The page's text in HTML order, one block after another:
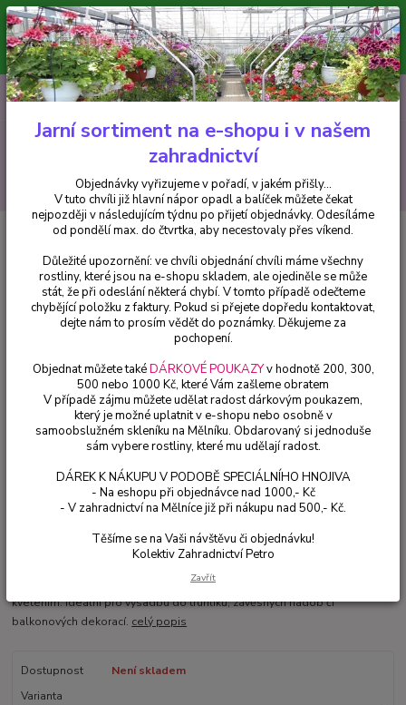
Minimální hodnota pro odeslání z e-shopu je 300 Kč.
V tuto chvíli již hlavní nápor objednávek opadl a balíček můžete čekat
nejpozději v následujícím týdnu po přijetí objednávky. Objednávky
vyřizujeme v pořadí, v jakém přišly...
Menu
CZK
+420 602 223 614 0ks
za0 Kč
Pelargonie
Pelargónie peltátum Decora Lila (muškát převislý
Pelargónie peltátum Decora Lila
(muškát převislý Decora Lila) -
Ohodnotit produkt
Atraktivní převislá pelargónie s jemnými květy v odstínu lila – světle
Decora, která vyniká hustým převislým růstem a dlouhodobým, bohatým
kvetením. Ideální pro výsadbu do truhlíků, závěsných nádob či
balkonových dekorací. celý popis
Dostupnost
Není skladem
Varianta
Jarní sortiment na e-shopu i v našem
zahradnictví
Objednávky vyřizujeme v pořadí, v jakém přišly...
V tuto chvíli již hlavní nápor opadl a balíček můžete čekat
nejpozději v následujícím týdnu po přijetí objednávky. Odesíláme
od pondělí max. do čtvrtka, aby necestovaly přes víkend.
Důležité upozornění: ve chvíli objednání chvíli máme všechny
rostliny, které jsou na e-shopu skladem, ale ojediněle se může
stát, že při odeslání některá chybí. V tomto případě odečteme
chybějící položku z faktury. Pokud si přejete dopředu kontaktovat,
dejte nám to prosím vědět do poznámky. Děkujeme za
pochopení.
Objednat můžete takéDÁRKOVÉ POUKAZYv hodnotě 200, 300,
500 nebo 1000 Kč, které Vám zašleme obratem
V případě zájmu můžete udělat radost dárkovým poukazem,
který je možné uplatnit v e-shopu nebo osobně v
samoobslužném skleníku na Mělníku. Obdarovaný si jednoduše
sám vybere rostliny, které mu udělají radost.
DÁREK K NÁKUPU V PODOBĚ SPECIÁLNÍHO HNOJIVA
- Na eshopu při objednávce nad 1000,- Kč
- V zahradnictví na Mělníce již při nákupu nad 500,- Kč.
Těšíme se na Vaši návštěvu či objednávku!
Kolektiv Zahradnictví Petro
Zavřít